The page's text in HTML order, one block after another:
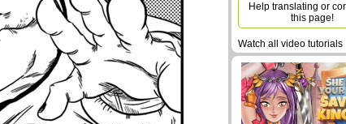
Help translating or
this page!
Watch all video tutorials